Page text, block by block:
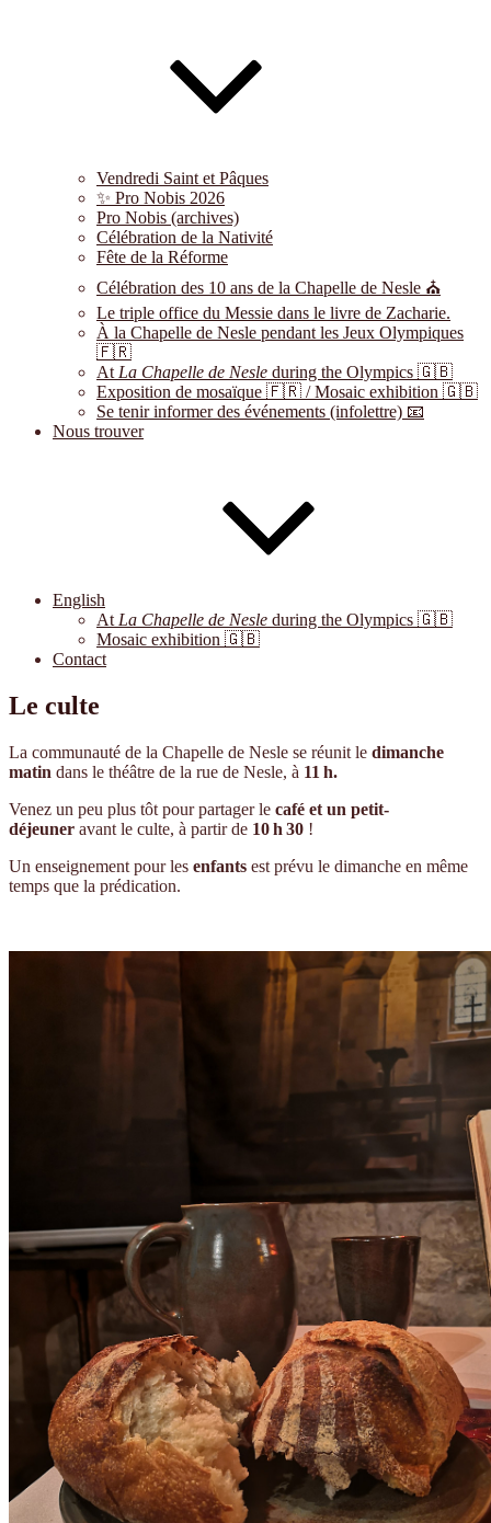
Vendredi Saint et Pâques
✨ Pro Nobis 2026
Pro Nobis (archives)
Célébration de la Nativité
Fête de la Réforme
Célébration des 10 ans de la Chapelle de Nesle ⛪
Le triple office du Messie dans le livre de Zacharie.
À la Chapelle de Nesle pendant les Jeux Olympiques
🇫🇷
At La Chapelle de Nesle during the Olympics 🇬🇧
Exposition de mosaïque 🇫🇷 / Mosaic exhibition 🇬🇧
Se tenir informer des événements (infolettre) 📧
Nous trouver
English
At La Chapelle de Nesle during the Olympics 🇬🇧
Mosaic exhibition 🇬🇧
Contact
Le culte
La communauté de la Chapelle de Nesle se réunit le dimanche
matin dans le théâtre de la rue de Nesle, à 11 h.
Venez un peu plus tôt pour partager le café et un petit-
déjeuner avant le culte, à partir de 10 h 30 !
Un enseignement pour les enfants est prévu le dimanche en même
temps que la prédication.